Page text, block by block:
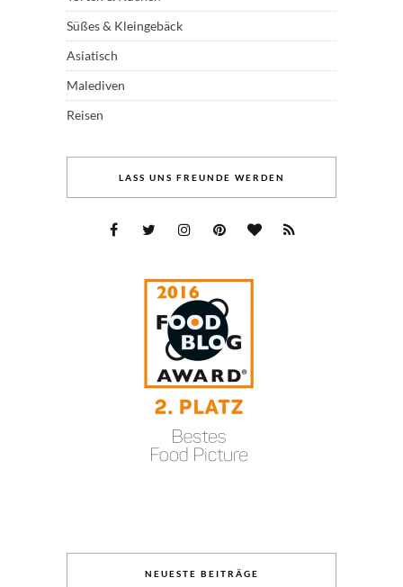
Süßes & Kleingebäck
Asiatisch
Malediven
Reisen
LASS UNS FREUNDE WERDEN
NEUESTE BEITRÄGE